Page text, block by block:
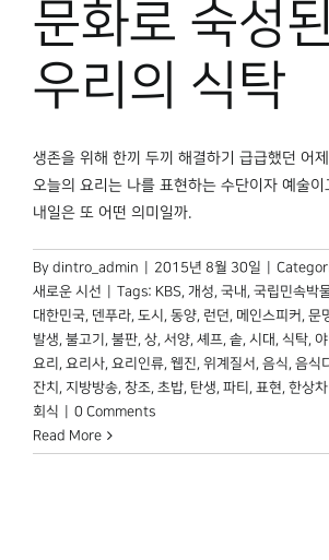
박물관 홈페이지
문화로 숙성된
우리의 식탁
생존을 위해 한끼 두끼 해결하기 급급했던 어
오늘의 요리는 나를 표현하는 수단이자 예술
내일은 또 어떤 의미일까.
By dintro_admin 2015년 8월 30일
새로운 시선
Tags: KBS, 개성, 국내 , 국립민속박
대한민국, 덴푸라, 도시 , 동양, 런던, 메인스피커 , 문
발생, 불고기 , 불판, 상, 서양, 셰프, 솥, 시대 , 식탁,
요리 , 요리사, 요리인류, 웹진, 위계질서 , 음식, 음식
잔치 , 지방방송, 창조, 초밥, 탄생, 파티 , 표현, 한상
회식
0 Comments
Read More